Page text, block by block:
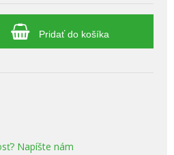
Pridať do košíka
Napíšte nám